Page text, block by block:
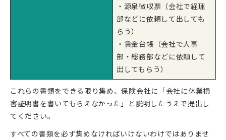
・源泉徴収票（会社で経理
部などに依頼して出しても
らう）
・賃金台帳（会社で人事
部・総務部などに依頼して
出してもらう）
これらの書類をできる限り集め、保険会社に「会社に休業損
害証明書を書いてもらえなかった」と説明したうえで提出し
てください。
すべての書類を必ず集めなければいけないわけではありませ